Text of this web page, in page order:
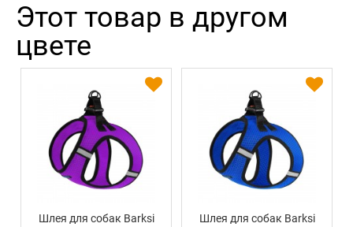
Этот товар в другом
цвете
Шлея для собак Barksi
Шлея для собак Barksi